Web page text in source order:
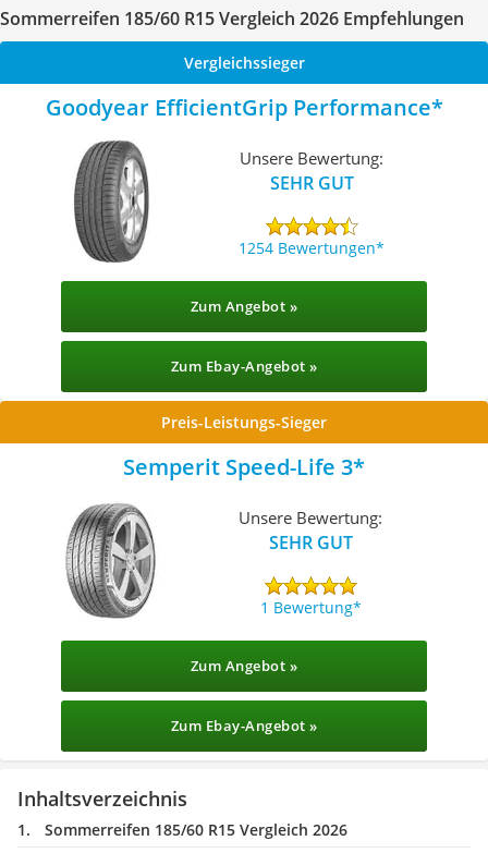
Sommerreifen 185/60 R15 Vergleich 2026 Empfehlungen
Vergleichssieger
Goodyear EfficientGrip Performance
Unsere Bewertung:
SEHR GUT
1254 Bewertungen
Zum Angebot »
Zum Ebay-Angebot »
Preis-Leistungs-Sieger
Semperit Speed-Life 3
Unsere Bewertung:
SEHR GUT
1 Bewertung
Zum Angebot »
Zum Ebay-Angebot »
Inhaltsverzeichnis
Sommerreifen 185/60 R15 Vergleich 2026